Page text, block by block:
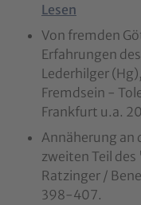
Lesen
Von fremden
Erfahrungen
Lederhilger
Fremdsein -
Frankfurt u.a.
Annäherung an
zweiten Teil
Ratzinger /
398-407.